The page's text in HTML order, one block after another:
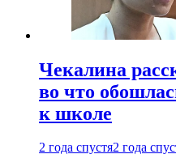
Чекалина
во что
к школе
2 года спустя2 года